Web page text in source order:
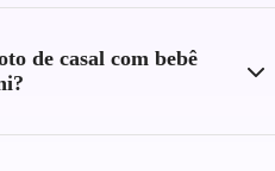
de casal com bebê